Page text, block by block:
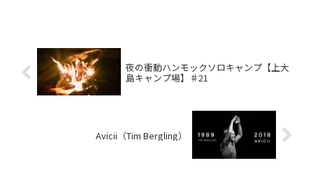
夜の衝動ハンモックソロキャンプ【上大
島キャンプ場】♯21
Avicii（Tim Bergling）